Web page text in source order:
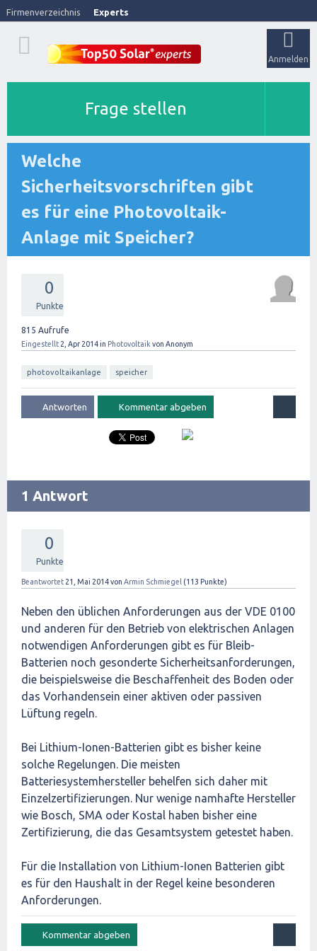
Firmenverzeichnis Experts
Anmelden
Frage stellen
Welche
Sicherheitsvorschriften gibt
es für eine Photovoltaik-
Anlage mit Speicher?
0
Punkte
815 Aufrufe
Eingestellt 2, Apr 2014in Photovoltaik von Anonym
photovoltaikanlage speicher
1 Antwort
0
Punkte
Beantwortet 21, Mai 2014von Armin Schmiegel (113 Punkte)
Neben den üblichen Anforderungen aus der VDE 0100
und anderen für den Betrieb von elektrischen Anlagen
notwendigen Anforderungen gibt es für Bleib-
Batterien noch gesonderte Sicherheitsanforderungen,
die beispielsweise die Beschaffenheit des Boden oder
das Vorhandensein einer aktiven oder passiven
Lüftung regeln.
Bei Lithium-Ionen-Batterien gibt es bisher keine
solche Regelungen. Die meisten
Batteriesystemhersteller behelfen sich daher mit
Einzelzertifizierungen. Nur wenige namhafte Hersteller
wie Bosch, SMA oder Kostal haben bisher eine
Zertifizierung, die das Gesamtsystem getestet haben.
Für die Installation von Lithium-Ionen Batterien gibt
es für den Haushalt in der Regel keine besonderen
Anforderungen.